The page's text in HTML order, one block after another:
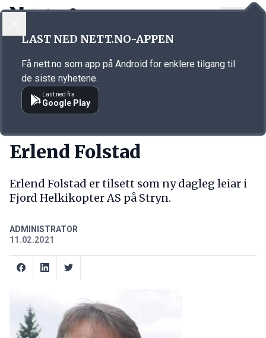
Annonsørinnhold
Erlend Folstad
Erlend Folstad er tilsett som ny dagleg leiar i
Fjord Helkikopter AS på Stryn.
ADMINISTRATOR
11.02.2021
LAST NED NETT.NO-APPEN
Få nett.no som app på Android for enklere tilgang til
de siste nyhetene.
Last ned fra
Google Play